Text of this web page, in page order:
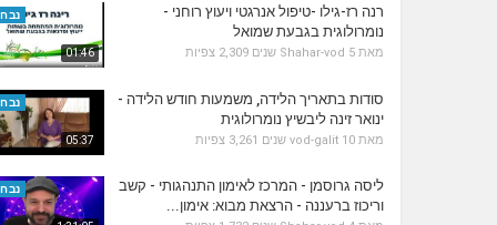
01:46
רנה רז-גילו -טיפול אנרגטי ויעוץ רוחני -
נומרולוגית בגבעת שמואל
מאת Shahar-vod 5 שנים 2,309 צפיות
05:37
סודות בתאריך הלידה, משמעות חודש הלידה -
ינואר זינה ליבשיץ נומרולוגית
מאת vod-galit 10 שנים 3,261 צפיות
ליסה גרוסמן - המרכז לאימון התנהגותי - קשב
וריכוז ברעננה - הרצאת מבוא: אימון...